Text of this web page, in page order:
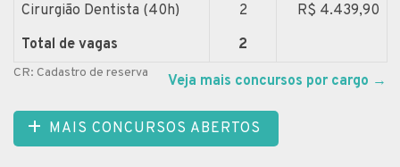
Cirurgião Dentista (40h) 2
R$ 4.439,90
Total de vagas
2
CR: Cadastro de reserva Veja mais concursos por cargo →
MAIS CONCURSOS ABERTOS